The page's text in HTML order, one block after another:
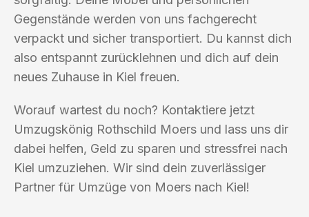
Gegenstände werden von uns fachgerecht
verpackt und sicher transportiert. Du kannst dich
also entspannt zurücklehnen und dich auf dein
neues Zuhause in Kiel freuen.
Worauf wartest du noch? Kontaktiere jetzt
Umzugskönig Rothschild Moers und lass uns dir
dabei helfen, Geld zu sparen und stressfrei nach
Kiel umzuziehen. Wir sind dein zuverlässiger
Partner für Umzüge von Moers nach Kiel!